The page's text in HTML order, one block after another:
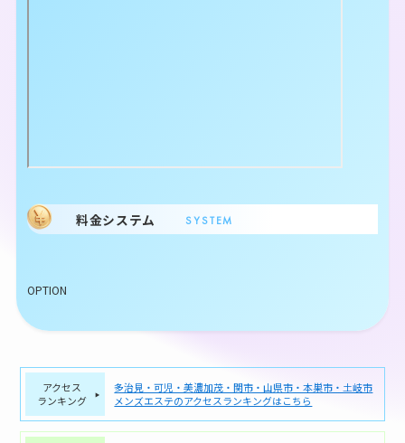
料金システム SYSTEM
OPTION
アクセス
ランキング
多治見・可児・美濃加茂・関市・山県市・本巣市・土岐市
メンズエステのアクセスランキングはこちら